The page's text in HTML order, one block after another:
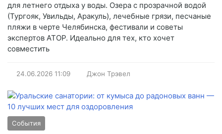
для летнего отдыха у воды. Озера с прозрачной водой
(Тургояк, Увильды, Аракуль), лечебные грязи, песчаные
пляжи в черте Челябинска, фестивали и советы
экспертов АТОР. Идеально для тех, кто хочет
совместить
24.06.2026 11:09 Джон Трэвел
События